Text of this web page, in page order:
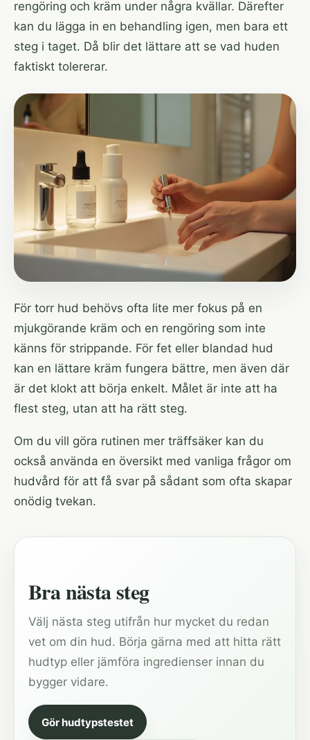
rengöring och kräm under några kvällar. Därefter
kan du lägga in en behandling igen, men bara ett
steg i taget. Då blir det lättare att se vad huden
faktiskt tolererar.
För torr hud behövs ofta lite mer fokus på en
mjukgörande kräm och en rengöring som inte
känns för strippande. För fet eller blandad hud
kan en lättare kräm fungera bättre, men även där
är det klokt att börja enkelt. Målet är inte att ha
flest steg, utan att ha rätt steg.
Om du vill göra rutinen mer träffsäker kan du
också använda en översikt med vanliga frågor om
hudvård för att få svar på sådant som ofta skapar
onödig tvekan.
Bra nästa steg
Välj nästa steg utifrån hur mycket du redan
vet om din hud. Börja gärna med att hitta rätt
hudtyp eller jämföra ingredienser innan du
bygger vidare.
Gör hudtypstestet